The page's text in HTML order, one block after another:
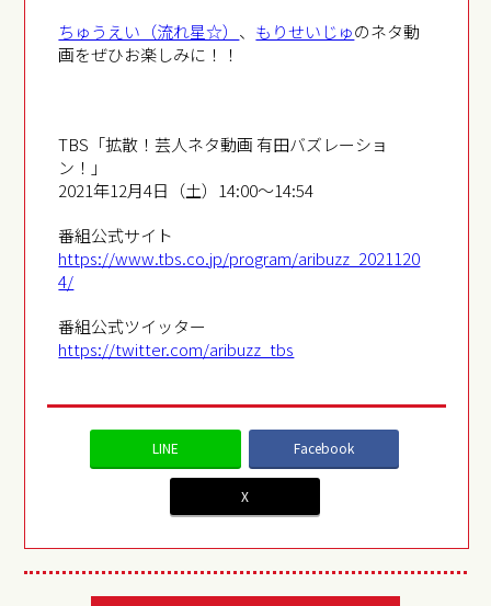
ちゅうえい（流れ星☆） 、 もりせいじゅのネタ動
画をぜひお楽しみに！！
TBS「拡散！芸人ネタ動画 有田バズレーショ
ン！」
2021年12月4日（土）14:00〜14:54
番組公式サイト
https://www.tbs.co.jp/program/aribuzz_2021120
4/
番組公式ツイッター
https://twitter.com/aribuzz_tbs
LINE Facebook
X